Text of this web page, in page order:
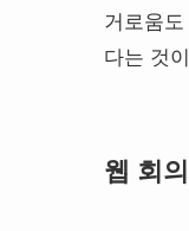
거로움
다는 것
웹 회